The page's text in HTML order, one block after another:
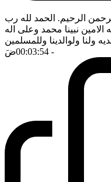
الرحيم. الحمد لله رب
الامين نبينا محمد وعلى اله
ولنا ولوالدينا وللمسلمين
- 00:03:54
ضَ